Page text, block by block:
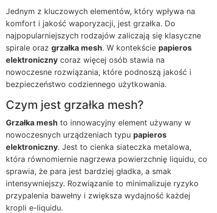
Jednym z kluczowych elementów, który wpływa na
komfort i jakość waporyzacji, jest grzałka. Do
najpopularniejszych rodzajów zaliczają się klasyczne
spirale oraz grzałka mesh. W kontekście papieros
elektroniczny coraz więcej osób stawia na
nowoczesne rozwiązania, które podnoszą jakość i
bezpieczeństwo codziennego użytkowania.
Czym jest grzałka mesh?
Grzałka mesh to innowacyjny element używany w
nowoczesnych urządzeniach typu papieros
elektroniczny. Jest to cienka siateczka metalowa,
która równomiernie nagrzewa powierzchnię liquidu, co
sprawia, że para jest bardziej gładka, a smak
intensywniejszy. Rozwiązanie to minimalizuje ryzyko
przypalenia bawełny i zwiększa wydajność każdej
kropli e-liquidu.